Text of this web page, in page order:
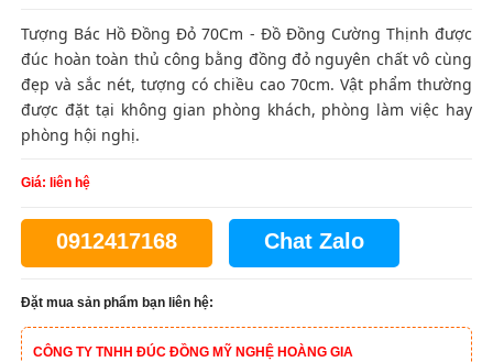
Tượng Bác Hồ Đồng Đỏ 70Cm - Đồ Đồng Cường Thịnh được
đúc hoàn toàn thủ công bằng đồng đỏ nguyên chất vô cùng
đẹp và sắc nét, tượng có chiều cao 70cm. Vật phẩm thường
được đặt tại không gian phòng khách, phòng làm việc hay
phòng hội nghị.
Giá: liên hệ
0912417168 Chat Zalo
Đặt mua sản phẩm bạn liên hệ:
CÔNG TY TNHH ĐÚC ĐỒNG MỸ NGHỆ HOÀNG GIA